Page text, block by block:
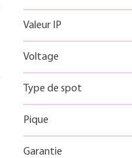
Valeur IP
Voltage
Type de spot
Pique
Garantie